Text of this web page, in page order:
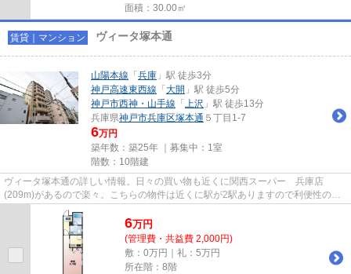
面積：30.00㎡
賃貸｜マンション ヴィータ塚本通
山陽本線 「 兵庫 」駅 徒歩3分
神戸高速東西線 「 大開 」駅 徒歩5分
神戸市西神・山手線 「 上沢 」駅 徒歩13分
兵庫県神戸市兵庫区塚本通 ５丁目1-7
6万円
築年数：築25年 ｜募集中： 1室
階数：10階建
ヴィータ塚本通の詳しい情報。日々の買い物も近くに関西スーパー 兵庫店
(209m)があるので楽々。こちらの物件は近くに駅が2駅ありますので利便性の良
いマンション。階層差の移動に便利...
6万円
(管理費・共益費 2,000円)
敷：0万円｜礼：5万円
所在階：8階